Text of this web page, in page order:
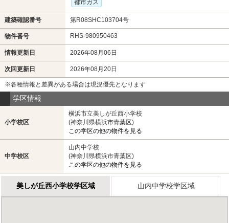
都市ガス
建築確認番号 第R08SHC103704号
物件番号 RHS-980950463
情報更新日 2026年08月06日
次回更新日 2026年08月20日
※各種情報と差異がある場合は現況優先となります
学区情報
小学校区
横浜市立美しが丘西小学校
(神奈川県横浜市青葉区)
この学区の他の物件を見る
中学校区
山内中学校
(神奈川県横浜市青葉区)
この学区の他の物件を見る
美しが丘西小学校学区域 山内中学校学区域